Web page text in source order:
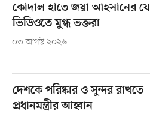
কোদাল হাতে জয়া আহসানের যে
ভিডিওতে মুগ্ধ ভক্তরা
০৩ আগস্ট ২০২৬
দেশকে পরিষ্কার ও সুন্দর রাখতে
প্রধানমন্ত্রীর আহ্বান